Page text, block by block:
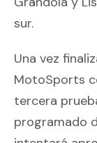
sur.
Una vez
MotoSports
tercera
programado